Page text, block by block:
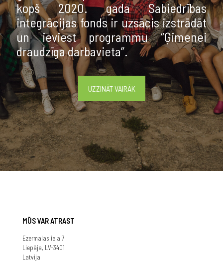
kopš 2020. gada Sabiedrības
integrācijas fonds ir uzsācis izstrādāt
un ieviest programmu “Ģimenei
draudzīga darbavieta”.
UZZINĀT VAIRĀK
MŪS VAR ATRAST
Ezermalas iela 7
Liepāja, LV-3401
Latvija